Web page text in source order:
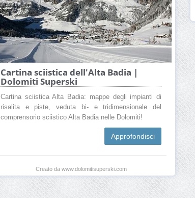
Cartina sciistica dell'Alta Badia |
Dolomiti Superski
Cartina sciistica Alta Badia: mappe degli impianti di
risalita e piste, veduta bi- e tridimensionale del
comprensorio sciistico Alta Badia nelle Dolomiti!
Approfondisci
Creato da www.dolomitisuperski.com